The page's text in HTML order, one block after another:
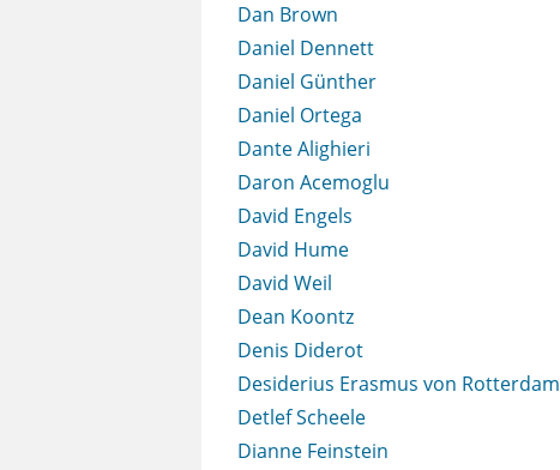
Dan Brown
Daniel Dennett
Daniel Günther
Daniel Ortega
Dante Alighieri
Daron Acemoglu
David Engels
David Hume
David Weil
Dean Koontz
Denis Diderot
Desiderius Erasmus von Rotterdam
Detlef Scheele
Dianne Feinstein